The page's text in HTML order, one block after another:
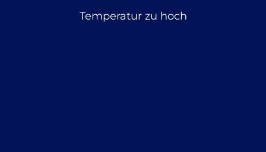
Temperatur zu hoch